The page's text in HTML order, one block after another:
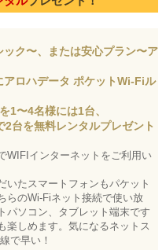
ク〜、または安心プラン〜ア
アロハデータ ポケットWi-Fiル
1〜4名様には1台、
2台を無料レンタルプレゼント
WIFIインターネットをご利用い
いたスマートフォンもパケット
らのWi-Fiネット接続で使い放
パソコン、タブレット端末です
楽しめます。気になるネットス
で早い！